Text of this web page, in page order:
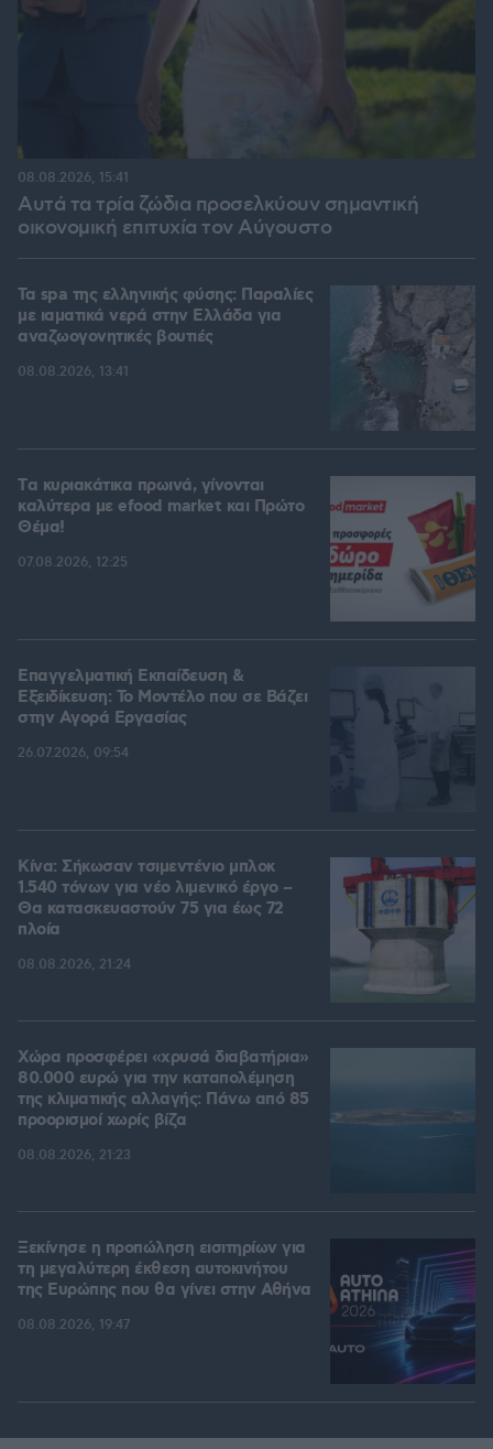
Αυτά τα τρία ζώδια προσελκύουν σημαντική
οικονομική επιτυχία τον Αύγουστο
08.08.2026, 15:41
Τα spa της ελληνικής φύσης: Παραλίες
με ιαματικά νερά στην Ελλάδα για
αναζωογονητικές βουτιές
08.08.2026, 13:41
Tα κυριακάτικα πρωινά, γίνονται
καλύτερα με efood market και Πρώτο
Θέμα!
07.08.2026, 12:25
Επαγγελματική Εκπαίδευση &
Εξειδίκευση: Το Mοντέλο που σε Bάζει
στην Aγορά Eργασίας
26.07.2026, 09:54
Κίνα: Σήκωσαν τσιμεντένιο μπλοκ
1.540 τόνων για νέο λιμενικό έργο –
Θα κατασκευαστούν 75 για έως 72
πλοία
08.08.2026, 21:24
Χώρα προσφέρει «χρυσά διαβατήρια»
80.000 ευρώ για την καταπολέμηση
της κλιματικής αλλαγής: Πάνω από 85
προορισμοί χωρίς βίζα
08.08.2026, 21:23
Ξεκίνησε η προπώληση εισιτηρίων για
τη μεγαλύτερη έκθεση αυτοκινήτου
της Ευρώπης που θα γίνει στην Αθήνα
08.08.2026, 19:47